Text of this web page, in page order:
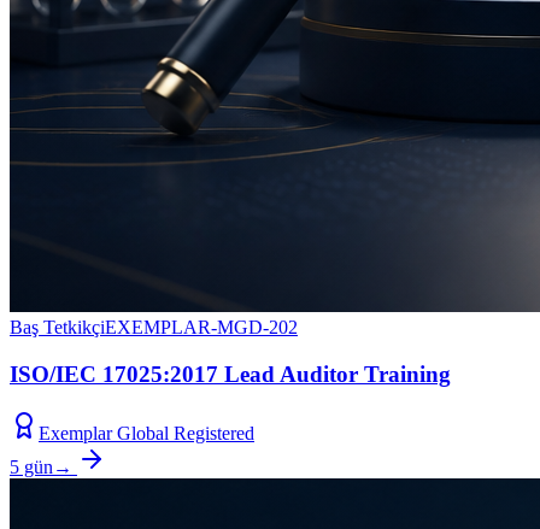
Baş TetkikçiEXEMPLAR-MGD-202
ISO/IEC 17025:2017 Lead Auditor Training
Exemplar Global Registered
5 gün →